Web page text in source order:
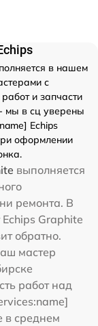
в нашем
с
и запчасти
мы в сц уверены
Echips
оформлении
выполняется
ремонта. В
Graphite
обратно.
мастер
работ над
в среднем